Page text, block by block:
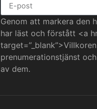
Genom att markera den
har läst och förstått <a
prenumerationstjänst
av dem.